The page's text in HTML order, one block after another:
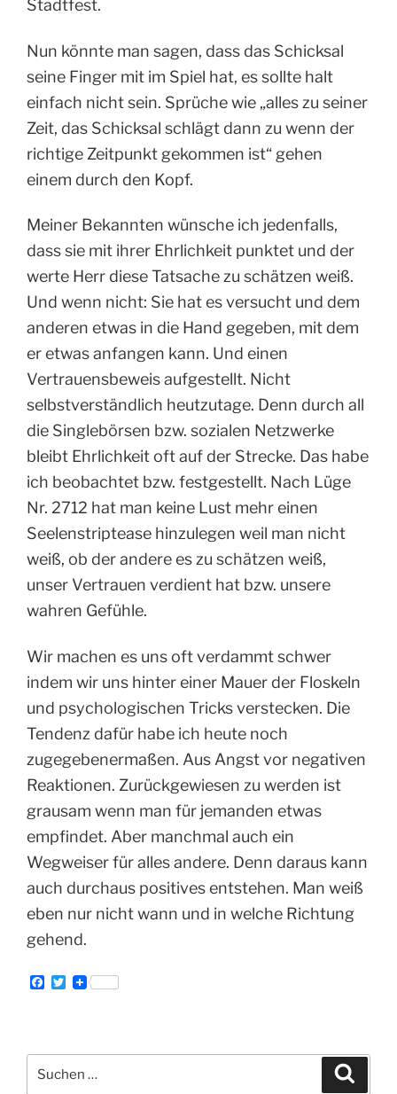
Stadtfest.
Nun könnte man sagen, dass das Schicksal
seine Finger mit im Spiel hat, es sollte halt
einfach nicht sein. Sprüche wie „alles zu seiner
Zeit, das Schicksal schlägt dann zu wenn der
richtige Zeitpunkt gekommen ist“ gehen
einem durch den Kopf.
Meiner Bekannten wünsche ich jedenfalls,
dass sie mit ihrer Ehrlichkeit punktet und der
werte Herr diese Tatsache zu schätzen weiß.
Und wenn nicht: Sie hat es versucht und dem
anderen etwas in die Hand gegeben, mit dem
er etwas anfangen kann. Und einen
Vertrauensbeweis aufgestellt. Nicht
selbstverständlich heutzutage. Denn durch all
die Singlebörsen bzw. sozialen Netzwerke
bleibt Ehrlichkeit oft auf der Strecke. Das habe
ich beobachtet bzw. festgestellt. Nach Lüge
Nr. 2712 hat man keine Lust mehr einen
Seelenstriptease hinzulegen weil man nicht
weiß, ob der andere es zu schätzen weiß,
unser Vertrauen verdient hat bzw. unsere
wahren Gefühle.
Wir machen es uns oft verdammt schwer
indem wir uns hinter einer Mauer der Floskeln
und psychologischen Tricks verstecken. Die
Tendenz dafür habe ich heute noch
zugegebenermaßen. Aus Angst vor negativen
Reaktionen. Zurückgewiesen zu werden ist
grausam wenn man für jemanden etwas
empfindet. Aber manchmal auch ein
Wegweiser für alles andere. Denn daraus kann
auch durchaus positives entstehen. Man weiß
eben nur nicht wann und in welche Richtung
gehend.
F
o
o
k
T
e
nach: